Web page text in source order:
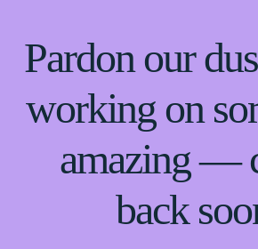
Pardon our
working on
amazing —
back